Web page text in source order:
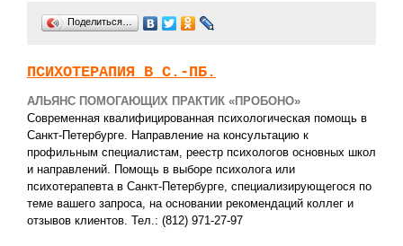
Поделиться…
ПСИХОТЕРАПИЯ В С.-ПБ.
АЛЬЯНС ПОМОГАЮЩИХ ПРАКТИК «ПРОБОНО»
Современная квалифицированная психологическая помощь в
Санкт-Петербурге. Направление на консультацию к
профильным специалистам, реестр психологов основных школ
и направлений. Помощь в выборе психолога или
психотерапевта в Санкт-Петербурге, специализирующегося по
теме вашего запроса, на основании рекомендаций коллег и
отзывов клиентов. Тел.: (812) 971-27-97